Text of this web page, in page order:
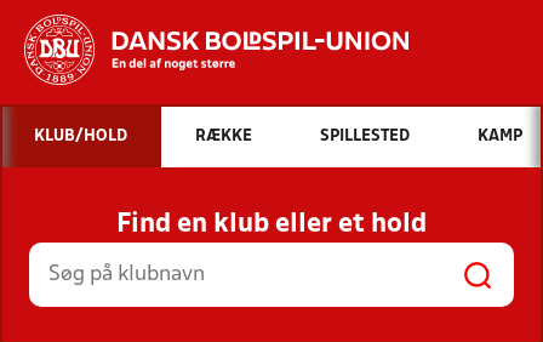
Hvad vil du søge efter?
INDHOLD OG NYHEDER
STILLINGER, RESULTATER, KLUBBER OG
HOLD
KLUB/HOLD RÆKKE SPILLESTED KAMP
Find en klub eller et hold